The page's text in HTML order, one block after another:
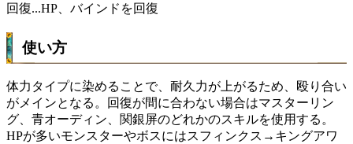
回復...HP、バインドを回復
使い方
体力タイプに染めることで、耐久力が上がるため、殴り合い
がメインとなる。回復が間に合わない場合はマスターリン
グ、青オーディン、関銀屏のどれかのスキルを使用する。
HPが多いモンスターやボスにはスフィンクス→キングアワ